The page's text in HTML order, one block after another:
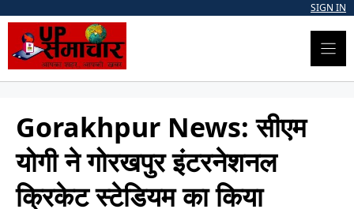
content
SIGN IN
Gorakhpur News: सीएम
योगी ने गोरखपुर इंटरनेशनल
क्रिकेट स्टेडियम का किया